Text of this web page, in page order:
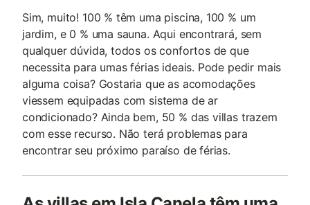
Sim, muito! 100 % têm uma piscina, 100 % um
jardim, e 0 % uma sauna. Aqui encontrará, sem
qualquer dúvida, todos os confortos de que
necessita para umas férias ideais. Pode pedir mais
alguma coisa? Gostaria que as acomodações
viessem equipadas com sistema de ar
condicionado? Ainda bem, 50 % das villas trazem
com esse recurso. Não terá problemas para
encontrar seu próximo paraíso de férias.